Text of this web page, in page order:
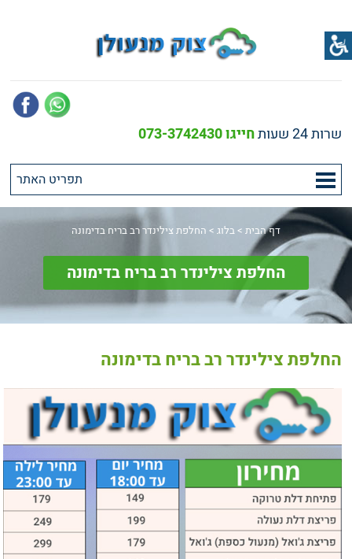
שרות 24 שעות חייגו 073-3742430
דף הבית >בלוג > החלפת צילינדר רב בריח בדימונה
החלפת צילינדר רב בריח בדימונה
החלפת צילינדר רב בריח בדימונה